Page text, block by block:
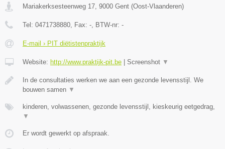
Mariakerksesteenweg 17 9000 Gent (Oost-Vlaanderen)
Tel: 0471738880 , Fax: - , BTW-nr: -
E-mail › PIT diëtistenpraktijk
Website: http://www.praktijk-pit.be Screenshot ▼
In de consultaties werken we aan een gezonde levensstijl. We
bouwen samen ▼
kinderen, volwassenen, gezonde levensstijl, kieskeurig eetgedrag,
▼
Er wordt gewerkt op afspraak.